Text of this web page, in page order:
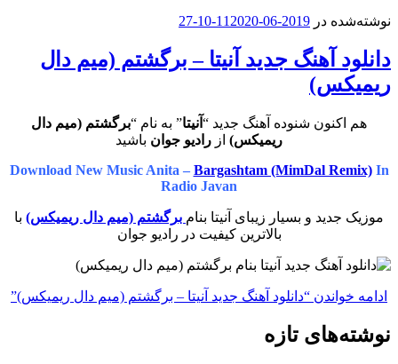
نوشته‌شده در 2019-06-11
2020-10-27
دانلود آهنگ جدید آنیتا – برگشتم (میم دال
ریمیکس)
هم اکنون شنوده آهنگ جدید “ آنیتا” به نام “برگشتم (میم دال
ریمیکس) از رادیو جوان باشید
Download New Music Anita – Bargashtam (MimDal Remix)In
Radio Javan
موزیک جدید و بسیار زیبای آنیتا بنام برگشتم (میم دال ریمیکس) با
بالاترین کیفیت در رادیو جوان
ادامه خواندن “دانلود آهنگ جدید آنیتا – برگشتم (میم دال ریمیکس)”
نوشته‌های تازه